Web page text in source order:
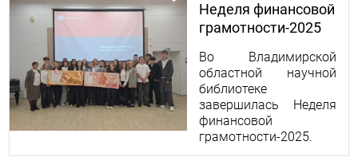
Неделя финансовой
грамотности-2025
Во Владимирской
областной научной
библиотеке
завершилась Неделя
финансовой
грамотности-2025.
Мероприятие